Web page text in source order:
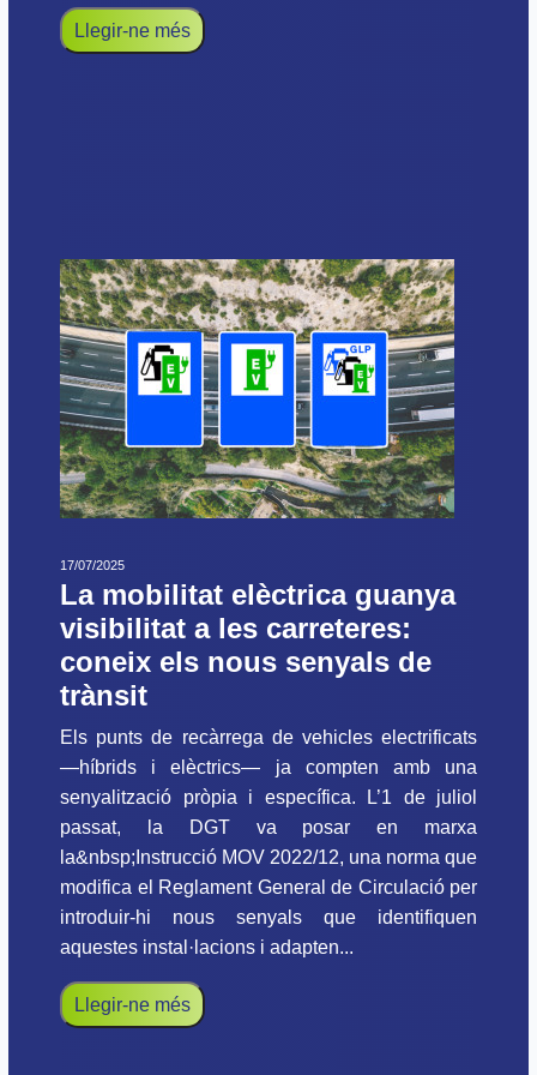
Llegir-ne més
17/07/2025
La mobilitat elèctrica guanya
visibilitat a les carreteres:
coneix els nous senyals de
trànsit
Els punts de recàrrega de vehicles electrificats
—híbrids i elèctrics— ja compten amb una
senyalització pròpia i específica. L’1 de juliol
passat, la DGT va posar en marxa
la&nbsp;Instrucció MOV 2022/12, una norma que
modifica el Reglament General de Circulació per
introduir-hi nous senyals que identifiquen
aquestes instal·lacions i adapten...
Llegir-ne més